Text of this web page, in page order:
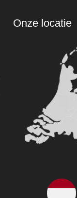
Onze locatie